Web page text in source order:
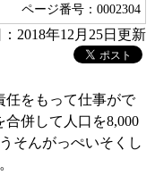
ページ番号：0002304
2018年12月25日更新
任をもって仕事がで
併して人口を8,000
そんがっぺいそくし